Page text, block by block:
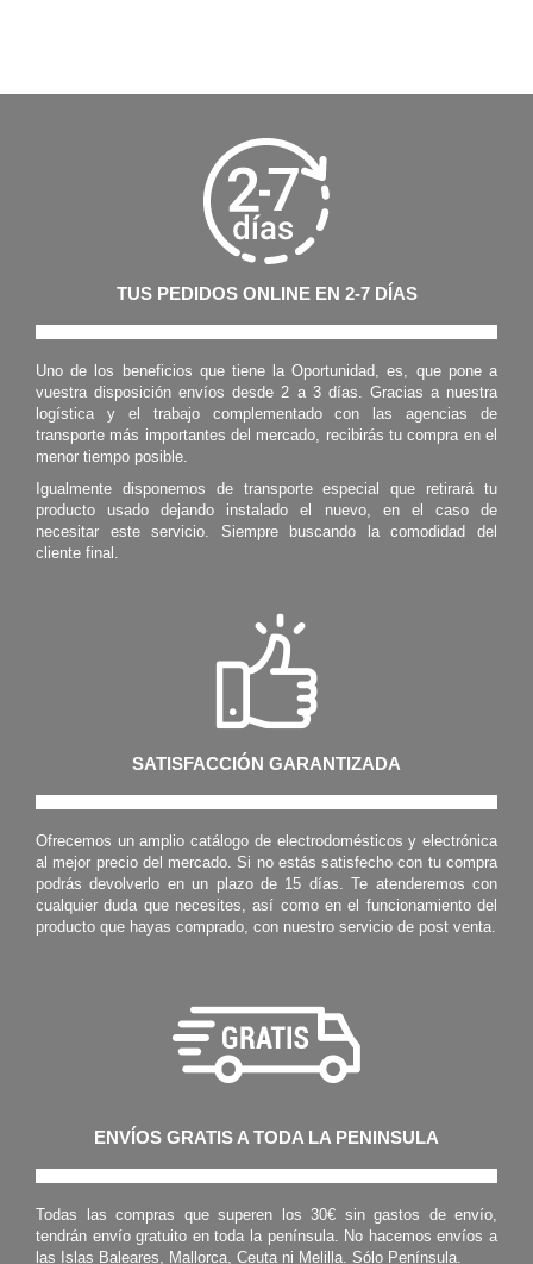
TUS PEDIDOS ONLINE EN 2-7 DÍAS
Uno de los beneficios que tiene la Oportunidad, es, que pone a
vuestra disposición envíos desde 2 a 3 días. Gracias a nuestra
logística y el trabajo complementado con las agencias de
transporte más importantes del mercado, recibirás tu compra en el
menor tiempo posible.
Igualmente disponemos de transporte especial que retirará tu
producto usado dejando instalado el nuevo, en el caso de
necesitar este servicio. Siempre buscando la comodidad del
cliente final.
SATISFACCIÓN GARANTIZADA
Ofrecemos un amplio catálogo de electrodomésticos y electrónica
al mejor precio del mercado. Si no estás satisfecho con tu compra
podrás devolverlo en un plazo de 15 días. Te atenderemos con
cualquier duda que necesites, así como en el funcionamiento del
producto que hayas comprado, con nuestro servicio de post venta.
ENVÍOS GRATIS A TODA LA PENINSULA
Todas las compras que superen los 30€ sin gastos de envío,
tendrán envío gratuito en toda la península. No hacemos envíos a
las Islas Baleares, Mallorca, Ceuta ni Melilla. Sólo Península.